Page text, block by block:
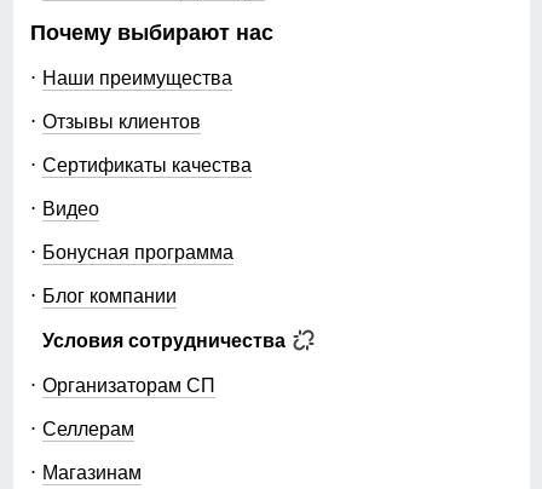
Почему выбирают нас
Наши преимущества
Отзывы клиентов
Сертификаты качества
Видео
Бонусная программа
Блог компании
Условия сотрудничества
Организаторам СП
Селлерам
Магазинам